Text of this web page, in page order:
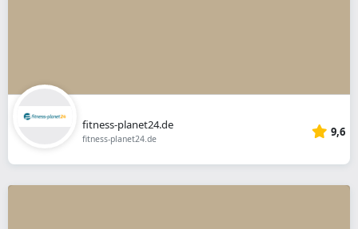
fitness-planet24.de
fitness-planet24.de 9,6